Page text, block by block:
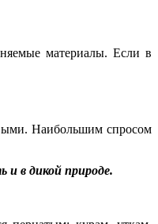
материалы. Если в
Наибольшим спросом
в дикой природе.